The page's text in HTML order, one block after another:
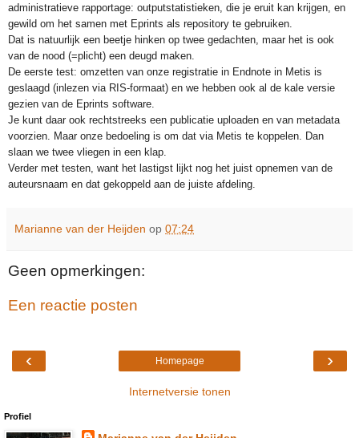
administratieve rapportage: outputstatistieken, die je eruit kan krijgen, en
gewild om het samen met Eprints als repository te gebruiken.
Dat is natuurlijk een beetje hinken op twee gedachten, maar het is ook
van de nood (=plicht) een deugd maken.
De eerste test: omzetten van onze registratie in Endnote in Metis is
geslaagd (inlezen via RIS-formaat) en we hebben ook al de kale versie
gezien van de Eprints software.
Je kunt daar ook rechtstreeks een publicatie uploaden en van metadata
voorzien. Maar onze bedoeling is om dat via Metis te koppelen. Dan
slaan we twee vliegen in een klap.
Verder met testen, want het lastigst lijkt nog het juist opnemen van de
auteursnaam en dat gekoppeld aan de juiste afdeling.
Marianne van der Heijden op 07:24
Geen opmerkingen:
Een reactie posten
‹ ›
Homepage
Internetversie tonen
Profiel